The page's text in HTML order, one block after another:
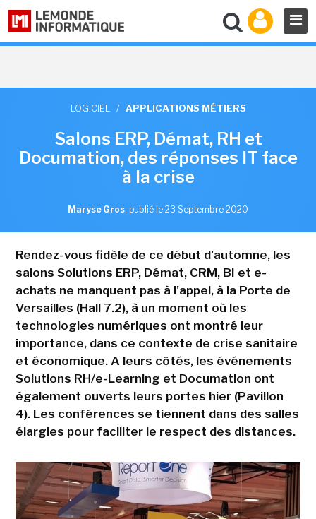
LOGICIEL / APPLICATIONS MÉTIERS
Salons ERP, Démat, RH et
Documation, des réponses IT face
à la crise
Maryse Gros, publié le 23 Septembre 2020
Rendez-vous fidèle de ce début d'automne, les
salons Solutions ERP, Démat, CRM, BI et e-
achats ne manquent pas à l'appel, à la Porte de
Versailles (Hall 7.2), à un moment où les
technologies numériques ont montré leur
importance, dans ce contexte de crise sanitaire
et économique. A leurs côtés, les événements
Solutions RH/e-Learning et Documation ont
également ouverts leurs portes hier (Pavillon
4). Les conférences se tiennent dans des salles
élargies pour faciliter le respect des distances.